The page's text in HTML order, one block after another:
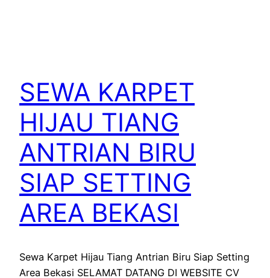
SEWA KARPET
HIJAU TIANG
ANTRIAN BIRU
SIAP SETTING
AREA BEKASI
Sewa Karpet Hijau Tiang Antrian Biru Siap Setting
Area Bekasi SELAMAT DATANG DI WEBSITE CV